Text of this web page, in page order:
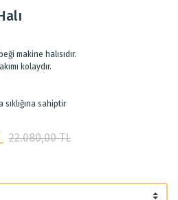
makine halısıdır.
kolaydır.
sıklığına sahiptir
22.080,00 TL